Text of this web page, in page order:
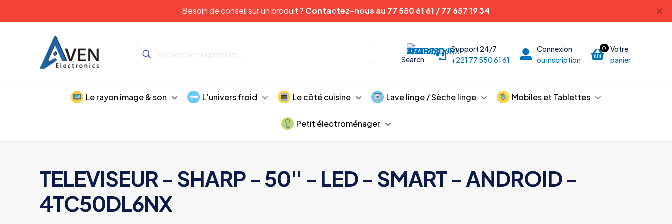
Besoin de conseil sur un produit ? Contactez-nous au 77 550 61 61 / 77 657 19 34 ✕
Search
Support 24/7
+221 77 550 61 61
Connexion
ou inscription
0
Votre
panier
Le rayon image & son L’univers froid Le côté cuisine Lave linge / Sèche linge Mobiles et Tablettes
Petit électroménager
TELEVISEUR - SHARP - 50'' - LED - SMART - ANDROID -
4TC50DL6NX